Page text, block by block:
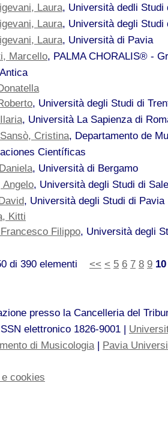
Laura, Università dedli Studi
Laura, Università degli Studi
Laura, Università di Pavia
Marcello, PALMA CHORALIS® -
, Università degli Studi di
, Università La Sapienza di
Cristina, Departamento de
Científicas
, Università di Bergamo
Angelo, Università degli Studi di
, Università degli Studi di Pavia
Kitti
Filippo, Università degli
di 390 elementi << < 5 6 7 8 9 10
presso la Cancelleria del
elettronico 1826-9001 |
di Musicologia | Pavia
cookies